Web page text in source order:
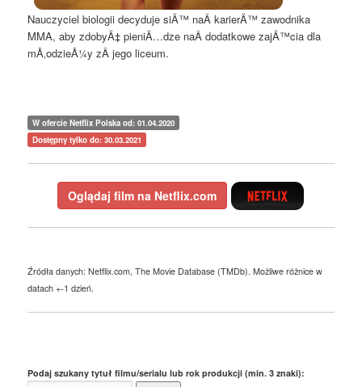
Nauczyciel biologii decyduje siÄ™ naÂ karierÄ™ zawodnika
MMA, aby zdobyÄ‡ pieniÄ…dze naÂ dodatkowe zajÄ™cia dla
mÅ‚odzieÅ¼y zÂ jego liceum.
W ofercie Netflix Polska od: 01.04.2020
Dostępny tylko do: 30.03.2021
Oglądaj film na Netflix.com
Źródła danych: Netflix.com, The Movie Database (TMDb). Możliwe różnice w
datach +-1 dzień.
Podaj szukany tytuł filmu/serialu lub rok produkcji (min. 3 znaki):